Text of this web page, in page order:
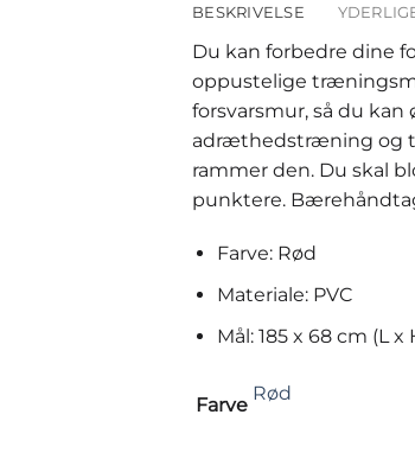
BESKRIVELSE
Du kan forbedre dine
oppustelige
forsvarsmur, så du
adræthedstræning og
rammer den. Du skal
punktere.
Farve: Rød
Materiale: PVC
Mål: 185 x 68 cm (L x
Farve
Rød